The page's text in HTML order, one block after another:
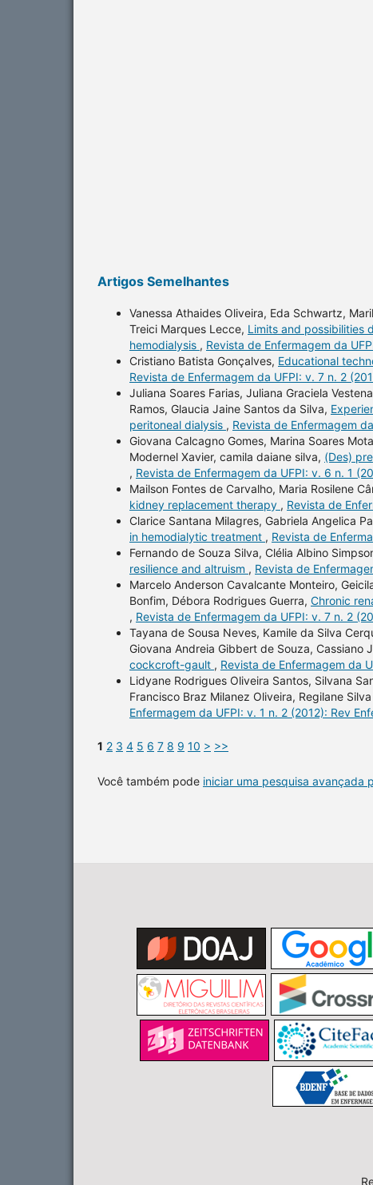
Artigos Semelhantes
Vanessa Athaides Oliveira, Eda Schwartz,
Treici Marques Lecce, Limits and possibilities
hemodialysis , Revista de Enfermagem da
Cristiano Batista Gonçalves, Educational
Revista de Enfermagem da UFPI: v. 7 n. 2
Juliana Soares Farias, Juliana Graciela
Ramos, Glaucia Jaine Santos da Silva,
peritoneal dialysis , Revista de Enfermagem
Giovana Calcagno Gomes, Marina Soares
Modernel Xavier, camila daiane silva, (Des)
, Revista de Enfermagem da UFPI: v. 6 n. 1
Mailson Fontes de Carvalho, Maria Rosilene
kidney replacement therapy , Revista de
Clarice Santana Milagres, Gabriela Angelica
in hemodialytic treatment , Revista de
Fernando de Souza Silva, Clélia Albino
resilience and altruism , Revista de
Marcelo Anderson Cavalcante Monteiro,
Bonfim, Débora Rodrigues Guerra, Chronic
, Revista de Enfermagem da UFPI: v. 7 n. 2
Tayana de Sousa Neves, Kamile da Silva
Giovana Andreia Gibbert de Souza, Cassiano
cockcroft-gault , Revista de Enfermagem da
Lidyane Rodrigues Oliveira Santos, Silvana
Francisco Braz Milanez Oliveira, Regilane
Enfermagem da UFPI: v. 1 n. 2 (2012): Rev
1 2 3 4 5 6 7 8 9 10 > >>
Você também pode iniciar uma pesquisa avançada